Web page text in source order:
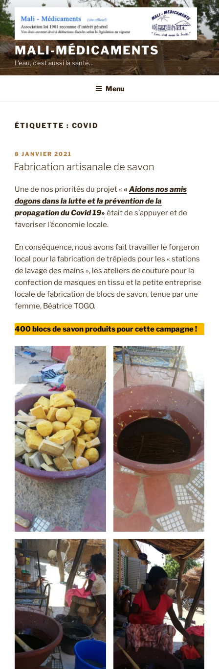
Aller
au
contenu
principal
MALI-MÉDICAMENTS
L'eau, c'est aussi la santé…
Menu
ÉTIQUETTE : COVID
PUBLIÉ
LE
8 JANVIER 2021
Fabrication artisanale de savon
Une de nos priorités du projet « « Aidons nos amis
dogons dans la lutte et la prévention de la
propagation du Covid 19» était de s’appuyer et de
favoriser l’économie locale.
En conséquence, nous avons fait travailler le forgeron
local pour la fabrication de trépieds pour les « stations
de lavage des mains », les ateliers de couture pour la
confection de masques en tissu et la petite entreprise
locale de fabrication de blocs de savon, tenue par une
femme, Béatrice TOGO.
400 blocs de savon produits pour cette campagne !